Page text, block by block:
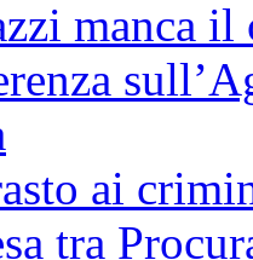
manca
ai
tra